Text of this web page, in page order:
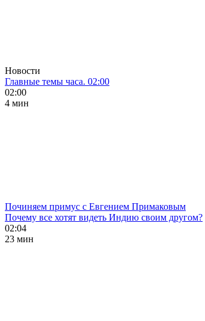
Новости
Главные темы часа. 02:00
02:00
4 мин
Починяем примус с Евгением Примаковым
Почему все хотят видеть Индию своим другом?
02:04
23 мин